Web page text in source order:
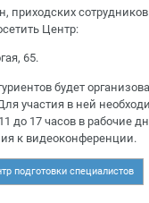
приходских
Центр:
65.
будет
участия в ней
до 17 часов в рабочие
к видеоконференции.
подготовки специалистов